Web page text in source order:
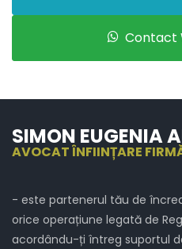
Contact
SIMON EUGENIA
AVOCAT ÎNFIINȚARE
- este partenerul tău de
orice operațiune legată de
acordându-ți întreg suportul